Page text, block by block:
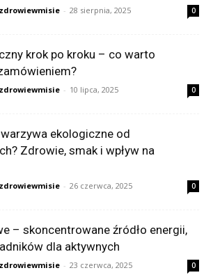
- 28 sierpnia, 2025 0
krok po kroku – co warto
- 10 lipca, 2025 0
ekologiczne od
Zdrowie, smak i wpływ na
- 26 czerwca, 2025 0
– skoncentrowane źródło energii,
dla aktywnych
- 23 czerwca, 2025 0